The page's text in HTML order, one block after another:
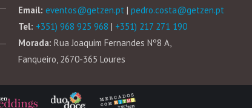
Email: eventos@getzen.pt | pedro.costa@getzen.pt
Tel: +351) 968 925 968 | +351) 217 271 190
Morada: Rua Joaquim Fernandes Nº8 A,
Fanqueiro, 2670-365 Loures